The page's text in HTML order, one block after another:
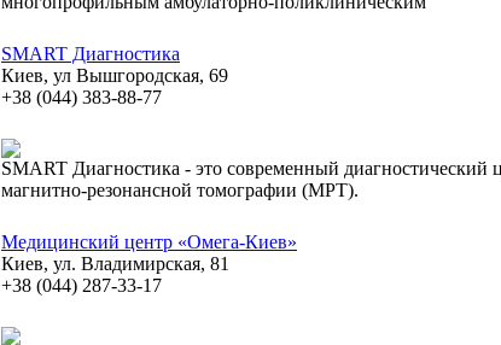
SMART Диагностика
Киев, ул Вышгородская, 69
+38 (044) 383-88-77
SMART Диагностика - это современный диагностический
магнитно-резонансной томографии (МРТ).
Медицинский центр «Омега-Киев»
Киев, ул. Владимирская, 81
+38 (044) 287-33-17